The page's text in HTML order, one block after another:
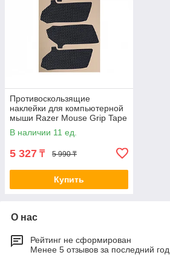
Противоскользящие
наклейки для компьютерной
мыши Razer Mouse Grip Tape
Viper/Viper Ultimate 2-017703
В наличии 11 ед.
5 327 ₸ 5 990 ₸
Купить
О нас
Рейтинг не сформирован
Менее 5 отзывов за последний год